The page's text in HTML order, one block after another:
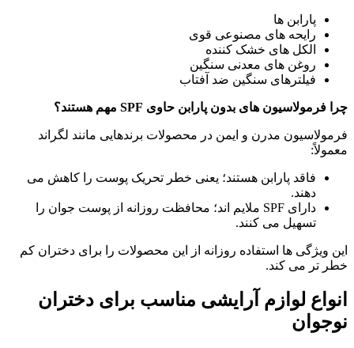
پارابن ها
رایحه های مصنوعی قوی
الکل های خشک کننده
روغن های معدنی سنگین
فیلترهای سنگین ضد آفتاب
چرا فرمولاسیون های بدون پارابن حاوی SPF مهم هستند؟
فرمولاسیون مدرن و ایمن در محصولات برندهایی مانند لگراند
معمولاً:
فاقد پارابن هستند؛ یعنی خطر تحریک پوست را کاهش می
دهند.
دارای SPF ملایم اند؛ محافظت روزانه از پوست جوان را
تسهیل می کنند.
این ویژگی ها استفاده روزانه از این محصولات را برای دختران کم
خطر تر می کند.
انواع لوازم آرایشی مناسب برای دختران
نوجوان